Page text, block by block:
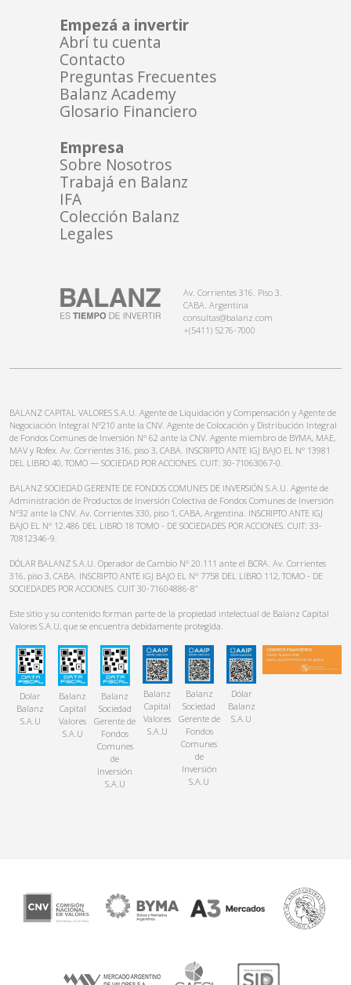
Av. Corrientes 316. Piso 3.
CABA. Argentina
consultas@balanz.com
+(5411) 5276-7000
Empezá a invertir
Abrí tu cuenta
Contacto
Preguntas Frecuentes
Balanz Academy
Glosario Financiero
Empresa
Sobre Nosotros
Trabajá en Balanz
IFA
Colección Balanz
Legales
BALANZ CAPITAL VALORES S.A.U. Agente de Liquidación y Compensación y Agente de
Negociación Integral N°210 ante la CNV. Agente de Colocación y Distribución Integral
de Fondos Comunes de Inversión N° 62 ante la CNV. Agente miembro de BYMA, MAE,
MAV y Rofex. Av. Corrientes 316, piso 3, CABA. INSCRIPTO ANTE IGJ BAJO EL N° 13981
DEL LIBRO 40, TOMO — SOCIEDAD POR ACCIONES. CUIT: 30-71063067-0.
BALANZ SOCIEDAD GERENTE DE FONDOS COMUNES DE INVERSIÓN S.A.U. Agente de
Administración de Productos de Inversión Colectiva de Fondos Comunes de Inversión
N°32 ante la CNV. Av. Corrientes 330, piso 1, CABA, Argentina. INSCRIPTO ANTE IGJ
BAJO EL N° 12.486 DEL LIBRO 18 TOMO - DE SOCIEDADES POR ACCIONES. CUIT: 33-
70812346-9.
DÓLAR BALANZ S.A.U. Operador de Cambio N° 20.111 ante el BCRA. Av. Corrientes
316, piso 3, CABA. INSCRIPTO ANTE IGJ BAJO EL N° 7758 DEL LIBRO 112, TOMO - DE
SOCIEDADES POR ACCIONES. CUIT 30-71604886-8”
Este sitio y su contenido forman parte de la propiedad intelectual de Balanz Capital
Valores S.A.U, que se encuentra debidamente protegida.
Dolar
Balanz
S.A.U
Balanz
Capital
Valores
S.A.U
Balanz
Sociedad
Gerente de
Fondos
Comunes
de
Inversión
S.A.U
Balanz
Capital
Valores
S.A.U
Balanz
Sociedad
Gerente de
Fondos
Comunes
de
Inversión
S.A.U
Dólar
Balanz
S.A.U